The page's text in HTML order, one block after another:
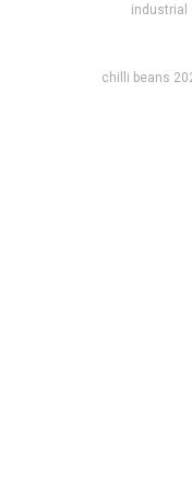
industrial
chilli beans